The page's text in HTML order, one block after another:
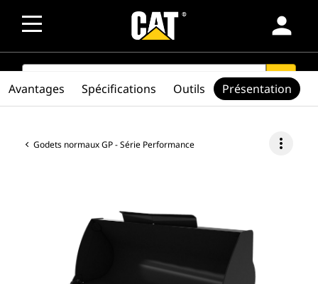
person
SEARCH search
Godets normaux GP - Série Performance more_vert
Avantages Spécifications Outils Présentation